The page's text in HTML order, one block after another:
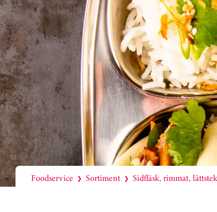
Foodservice ❯ Sortiment ❯ Sidfläsk, rimmat,